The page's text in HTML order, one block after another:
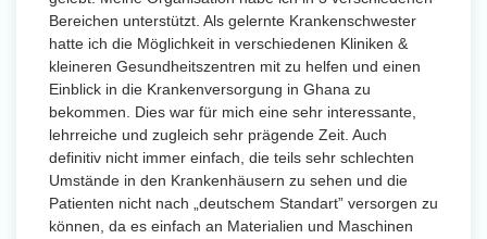
Bereichen unterstützt. Als gelernte Krankenschwester
hatte ich die Möglichkeit in verschiedenen Kliniken &
kleineren Gesundheitszentren mit zu helfen und einen
Einblick in die Krankenversorgung in Ghana zu
bekommen. Dies war für mich eine sehr interessante,
lehrreiche und zugleich sehr prägende Zeit. Auch
definitiv nicht immer einfach, die teils sehr schlechten
Umstände in den Krankenhäusern zu sehen und die
Patienten nicht nach „deutschem Standart” versorgen zu
können, da es einfach an Materialien und Maschinen